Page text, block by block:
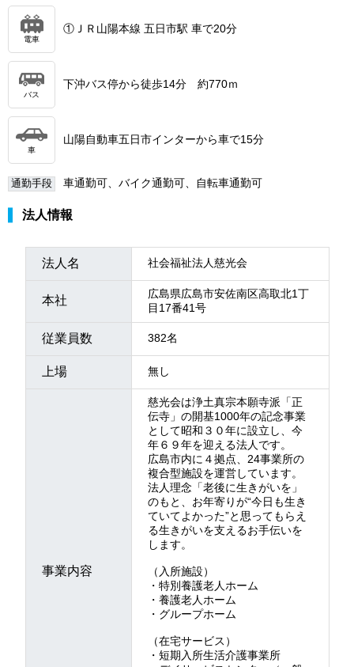
電車
①ＪＲ山陽本線 五日市駅 車で20分
バス
下沖バス停から徒歩14分 約770ｍ
車
山陽自動車五日市インターから車で15分
通勤手段 車通勤可、バイク通勤可、自転車通勤可
法人情報
法人名 社会福祉法人慈光会
本社
広島県広島市安佐南区高取北1丁
目17番41号
従業員数 382名
上場 無し
事業内容
慈光会は浄土真宗本願寺派「正
伝寺」の開基1000年の記念事業
として昭和３０年に設立し、今
年６９年を迎える法人です。
広島市内に４拠点、24事業所の
複合型施設を運営しています。
法人理念「老後に生きがいを」
のもと、お年寄りが“今日も生き
ていてよかった”と思ってもらえ
る生きがいを支えるお手伝いを
します。
（入所施設）
・特別養護老人ホーム
・養護老人ホーム
・グループホーム
（在宅サービス）
・短期入所生活介護事業所